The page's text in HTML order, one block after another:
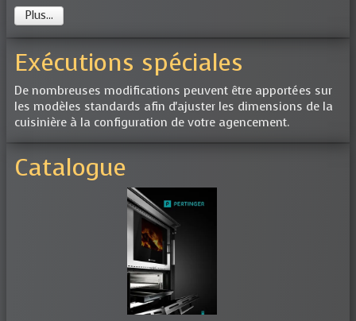
Plus...
Exécutions spéciales
De nombreuses modifications peuvent être apportées sur
les modèles standards afin d'ajuster les dimensions de la
cuisinière à la configuration de votre agencement.
Catalogue